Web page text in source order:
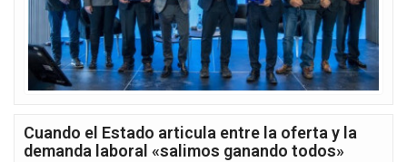
Cuando el Estado articula entre la oferta y la
demanda laboral «salimos ganando todos»